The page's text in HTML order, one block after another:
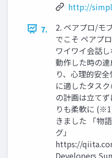
http://
7.
2. ペアプロ/モ
でこそ ペアプ
ワイワイ会話
動作した時の
り、心理的安
に適したタス
の計画は立て
りも柔軟に
きました 「物
グ」
https://
Developers